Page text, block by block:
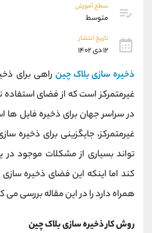
سطح آموزش
متوسط
تاریخ انتشار
۱۲ دی ۱۴۰۲
ذخیره سازی بلاک چین راهی برای
غیرمتمرکز است که از فضای
در سراسر جهان برای ذخیره فایل ها
غیرمتمرکز، جایگزینی برای ذخیره
تواند بسیاری از مشکلات موجود
کند اما اینکه این فضای ذخیره
همراه دارد را در این مقاله بررسی می
روش کار ذخیره سازی بلاک چین
داخلی
اطلاعات تماس (دفتر فروش)
تلفن
بدون پیش شماره
اینستاگرام
کانال تلگرام